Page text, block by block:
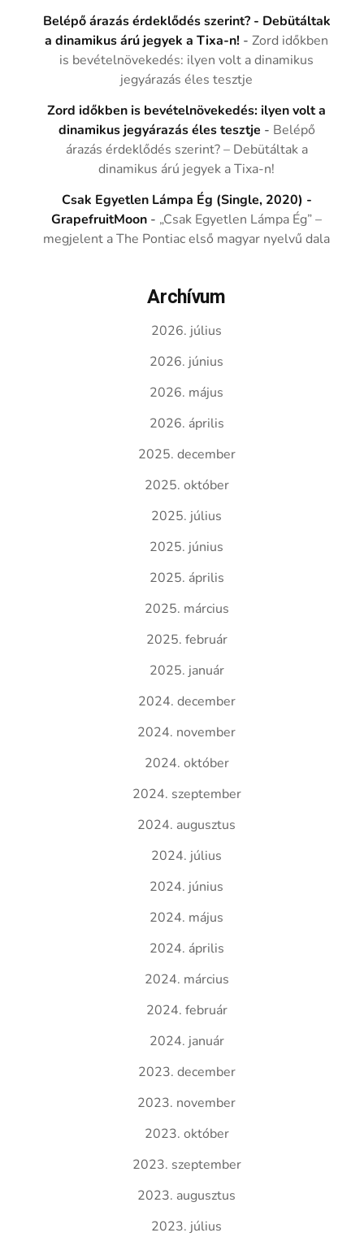
Belépő árazás érdeklődés szerint? - Debütáltak
a dinamikus árú jegyek a Tixa-n! -Zord időkben
is bevételnövekedés: ilyen volt a dinamikus
jegyárazás éles tesztje
Zord időkben is bevételnövekedés: ilyen volt a
dinamikus jegyárazás éles tesztje - Belépő
árazás érdeklődés szerint? – Debütáltak a
dinamikus árú jegyek a Tixa-n!
Csak Egyetlen Lámpa Ég (Single, 2020) -
GrapefruitMoon - „Csak Egyetlen Lámpa Ég” –
megjelent a The Pontiac első magyar nyelvű dala
Archívum
2026. július
2026. június
2026. május
2026. április
2025. december
2025. október
2025. július
2025. június
2025. április
2025. március
2025. február
2025. január
2024. december
2024. november
2024. október
2024. szeptember
2024. augusztus
2024. július
2024. június
2024. május
2024. április
2024. március
2024. február
2024. január
2023. december
2023. november
2023. október
2023. szeptember
2023. augusztus
2023. július